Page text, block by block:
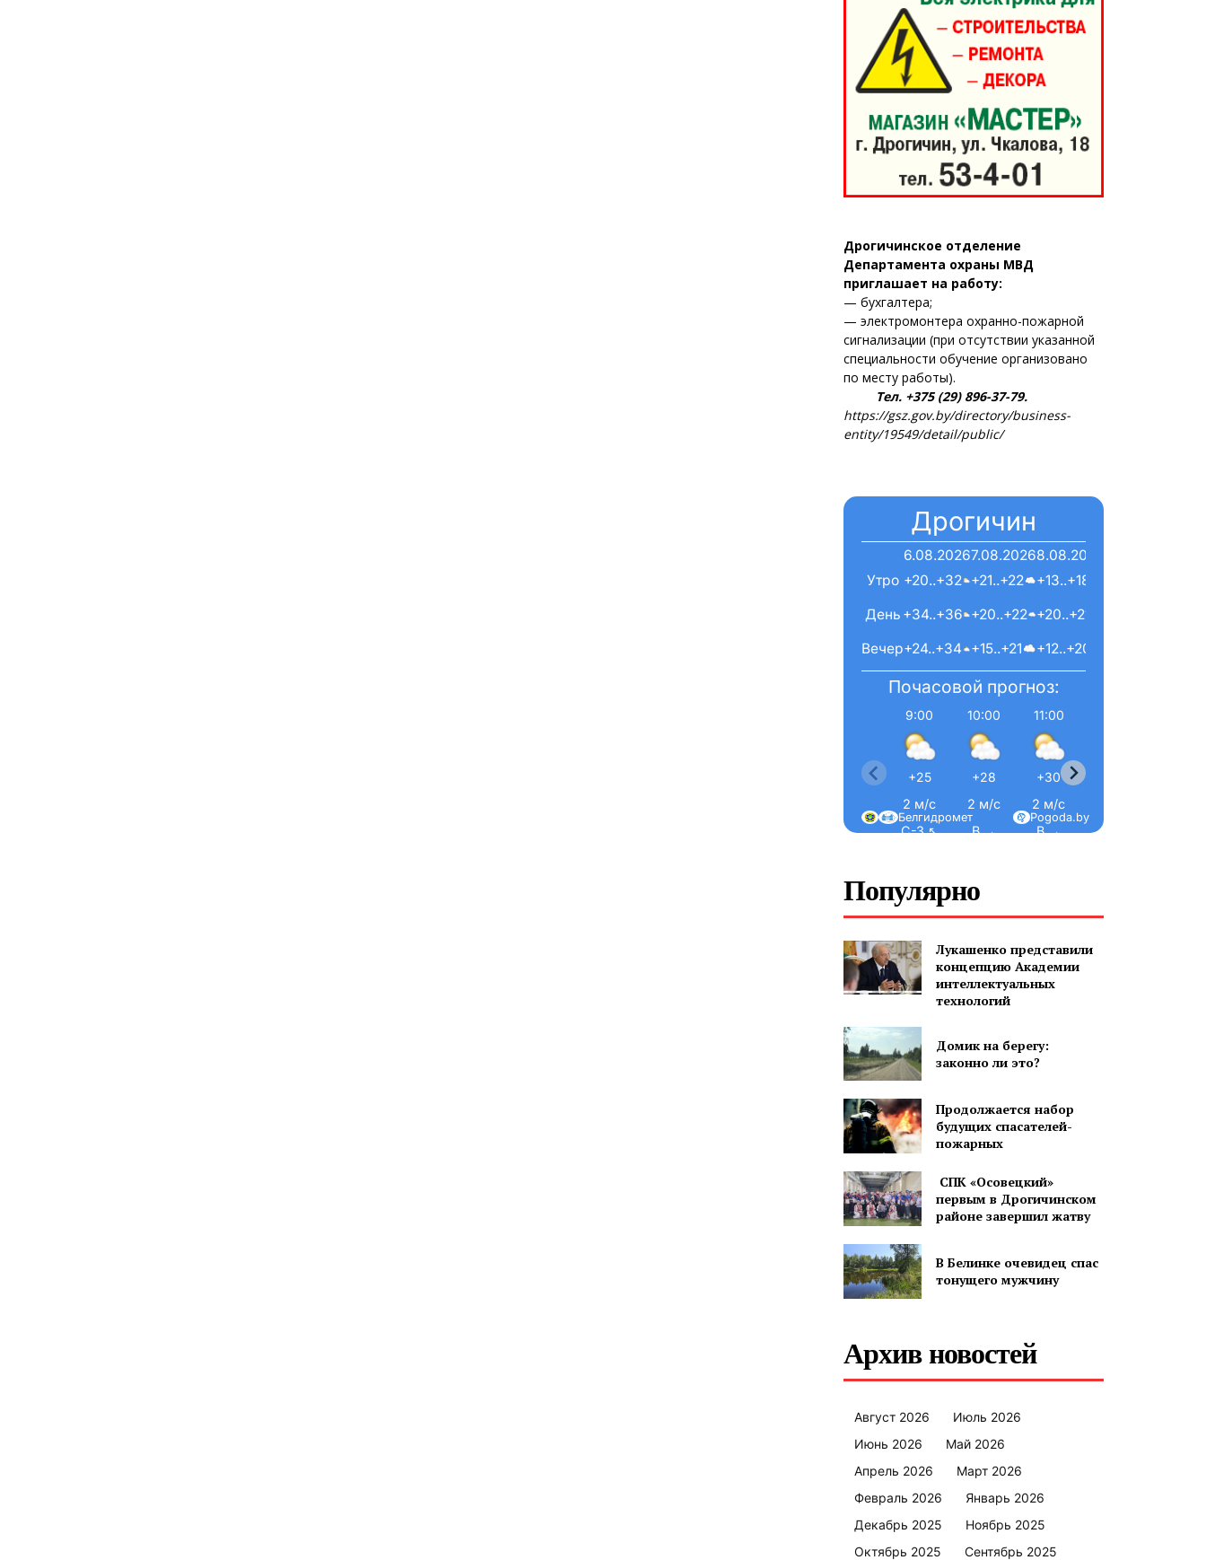
Дрогичинское отделение
Департамента охраны МВД
приглашает на работу:
— бухгалтера;
— электромонтера охранно-пожарной
сигнализации (при отсутствии указанной
специальности обучение организовано
по месту работы).
Тел. +375 (29) 896-37-79.
https://gsz.gov.by/directory/business-
entity/19549/detail/public/
Дрогичин
6.08.2026
+20..+32
+34..+36
+24..+34
7.08.2026
+21..+22
+20..+22
+15..+21
8.08.2026
+13..+18
+20..+21
+12..+20
Вечер
День
Утро
Почасовой прогноз:
9:00
+25
2 м/с
С-З ↖
10:00
+28
2 м/с
В →
11:00
+30
2 м/с
В →
В →
Pogoda.by
Белгидромет
Популярно
Лукашенко представили
концепцию Академии
интеллектуальных
технологий
Домик на берегу:
законно ли это?
Продолжается набор
будущих спасателей-
пожарных
СПК «Осовецкий»
первым в Дрогичинском
районе завершил жатву
В Белинке очевидец спас
тонущего мужчину
Архив новостей
Август 2026
Июль 2026
Июнь 2026
Май 2026
Апрель 2026
Март 2026
Февраль 2026
Январь 2026
Декабрь 2025
Ноябрь 2025
Октябрь 2025
Сентябрь 2025